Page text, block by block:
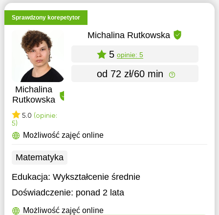
Sprawdzony korepetytor
Michalina
Rutkowska
5.0 (opinie:
5)
Michalina Rutkowska
5 opinie: 5
od 72 zł/60 min
Możliwość zajęć online
Matematyka
Edukacja: Wykształcenie średnie
Doświadczenie: ponad 2 lata
Możliwość zajęć online